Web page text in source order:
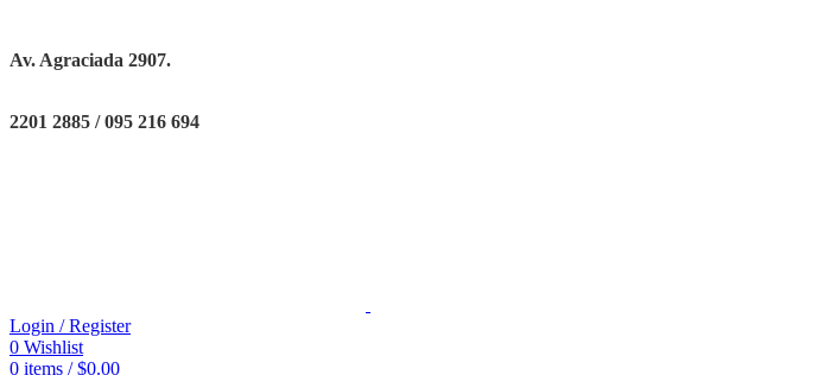
Av. Agraciada 2907.
2201 2885 / 095 216 694
Login / Register
0 Wishlist
0 items / $0.00